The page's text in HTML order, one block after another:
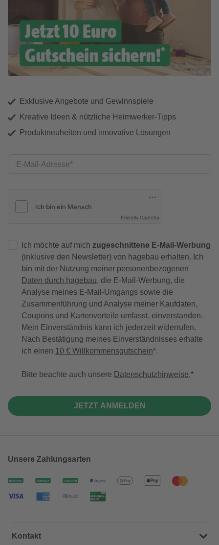
Exklusive Angebote und Gewinnspiele
Kreative Ideen & nützliche Heimwerker-Tipps
Produktneuheiten und innovative Lösungen
E-Mail-Adresse
Friendly Captcha
Ich möchte auf mich zugeschnittene E-Mail-Werbung
(inklusive den Newsletter) von hagebau erhalten. Ich
bin mit der Nutzung meiner personenbezogenen
Daten durch hagebau, die E-Mail-Werbung, die
Analyse meines E-Mail-Umgangs sowie die
Zusammenführung und Analyse meiner Kaufdaten,
Coupons und Kartenvorteile umfasst, einverstanden.
Mein Einverständnis kann ich jederzeit widerrufen.
Nach Bestätigung meines Einverständnisses erhalte
ich einen 10 € Willkommensgutschein*.
Bitte beachte auch unsere Datenschutzhinweise.
JETZT ANMELDEN
Unsere Zahlungsarten
Kontakt